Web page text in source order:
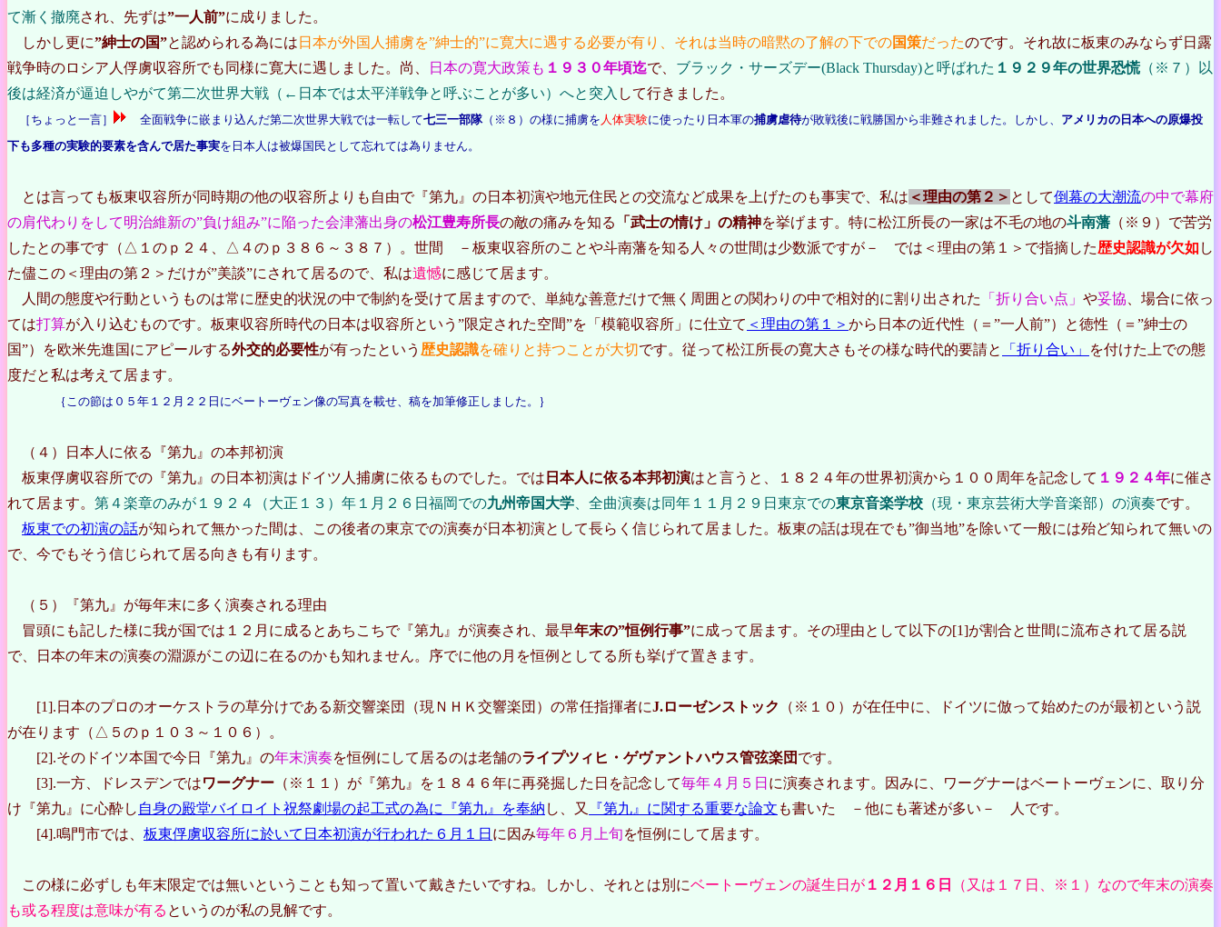
て漸く撤廃され、先ずは”一人前”に成りました。
しかし更に”紳士の国”と認められる為には 日本が外国人捕虜を”紳士的”に寛大に遇する必要が有り、それは当時の暗黙の了解の下での国策だったのです。それ故に板東のみならず日露
戦争時のロシア人俘虜収容所でも同様に寛大に遇しました。尚、
日本の寛大政策も １９３０年頃迄で、 ブラック・サーズデー(Black Thursday)と呼ばれた １９２９年の世界恐慌 （※７）以
後は経済が逼迫しやがて第二次世界大戦（←日本では太平洋戦争と呼ぶことが多い）へと突入 して行きました。
［ちょっと一言］ 全面戦争に嵌まり込んだ第二次世界大戦では一転して七三一部隊（※８）の様に捕虜を 人体実験に使ったり日本軍の捕虜虐待が敗戦後に戦勝国から非難されました。しかし、 アメリカの日本への原爆投
下も多種の実験的要素を含んで居た事実を日本人は被爆国民として忘れては為りません。
とは言っても板東収容所が同時期の他の収容所よりも自由で『第九』の日本初演や地元住民との交流など成果を上げたのも事実で、私は ＜理由の第２＞ として倒幕の大潮流の中で幕府
の肩代わりをして明治維新の”負け組み”に陥った会津藩出身の松江豊寿所長の敵の痛みを知る 「武士の情け」の精神を挙げます。特に松江所長の一家は不毛の地の斗南藩 （※９）で苦労
したとの事です（△１のｐ２４、△４のｐ３８６～３８７）。世間 －板東収容所のことや斗南藩を知る人々の世間は少数派ですが－ では＜理由の第１＞で指摘した歴史認識が欠如 し
た儘この＜理由の第２＞だけが”美談”にされて居るので、私は遺憾に感じて居ます。
人間の態度や行動というものは常に歴史的状況の中で制約を受けて居ますので、単純な善意だけで無く周囲との関わりの中で相対的に割り出された
「折り合い点」 や妥協 、場合に依っ
ては打算が入り込むものです。板東収容所時代の日本は収容所という”限定された空間”を「模範収容所」に仕立て ＜理由の第１＞ から日本の近代性（＝”一人前”）と徳性（＝”紳士の
国”）を欧米先進国にアピールする外交的必要性が有ったという 歴史認識を確りと持つことが大切です。従って松江所長の寛大さもその様な時代的要請と 「折り合い」
を付けた上での態
度だと私は考えて居ます。
｛この節は０５年１２月２２日にベートーヴェン像の写真を載せ、稿を加筆修正しました。｝
（４）日本人に依る『第九』の本邦初演
板東俘虜収容所での『第九』の日本初演はドイツ人捕虜に依るものでした。では 日本人に依る本邦初演はと言うと、１８２４年の世界初演から１００周年を記念して １９２４年に催さ
れて居ます。 第４楽章のみが１９２４（大正１３）年１月２６日福岡での九州帝国大学 、全曲演奏は同年１１月２９日東京での東京音楽学校 （現・東京芸術大学音楽部）の演奏です。
板東での初演の話が知られて無かった間は、この後者の東京での演奏が日本初演として長らく信じられて居ました。板東の話は現在でも”御当地”を除いて一般には殆ど知られて無いの
で、今でもそう信じられて居る向きも有ります。
（５）『第九』が毎年末に多く演奏される理由
冒頭にも記した様に我が国では１２月に成るとあちこちで『第九』が演奏され、最早年末の”恒例行事”に成って居ます。その理由として以下の[1]が割合と世間に流布されて居る説
で、日本の年末の演奏の淵源がこの辺に在るのかも知れません。序でに他の月を恒例としてる所も挙げて置きます。
[1].日本のプロのオーケストラの草分けである新交響楽団（現ＮＨＫ交響楽団）の常任指揮者にJ.ローゼンストック
（※１０）が在任中に、ドイツに倣って始めたのが最初という説
が在ります（△５のｐ１０３～１０６）。
[2].そのドイツ本国で今日『第九』の年末演奏を恒例にして居るのは老舗のライプツィヒ・ゲヴァントハウス管弦楽団 です。
[3].一方、ドレスデンではワーグナー （※１１）が『第九』を１８４６年に再発掘した日を記念して毎年４月５日 に演奏されます。因みに、ワーグナーはベートーヴェンに、取り分
け『第九』に心酔し 自身の殿堂バイロイト祝祭劇場の起工式の為に『第九』を奉納 し、又 『第九』に関する重要な論文 も書いた －他にも著述が多い－ 人です。
[4].鳴門市では、 板東俘虜収容所に於いて日本初演が行われた６月１日 に因み毎年６月上旬を恒例にして居ます。
この様に必ずしも年末限定では無いということも知って置いて戴きたいですね。しかし、それとは別にベートーヴェンの誕生日が １２月１６日
（又は１７日、※１）なので年末の演奏
も或る程度は意味が有る というのが私の見解です。